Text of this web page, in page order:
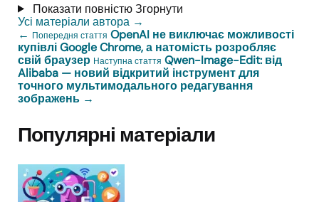
Показати повністюЗгорнути
Усі матеріали автора →
← Попередня стаття OpenAI не виключає можливості
купівлі Google Chrome, а натомість розробляє
свій браузер Наступна стаття Qwen-Image-Edit: від
Alibaba — новий відкритий інструмент для
точного мультимодального редагування
зображень →
Популярні матеріали